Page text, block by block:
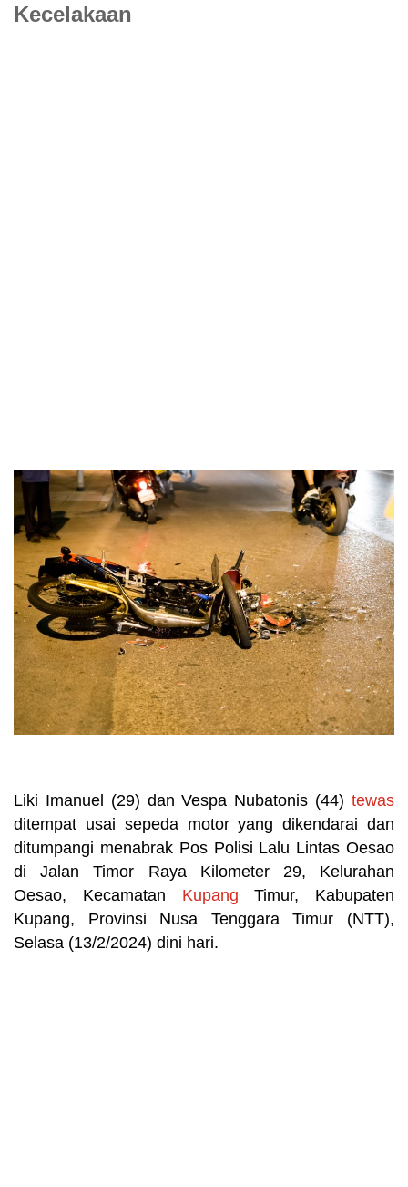
Kecelakaan
Liki Imanuel (29) dan Vespa Nubatonis (44) tewas
ditempat usai sepeda motor yang dikendarai dan
ditumpangi menabrak Pos Polisi Lalu Lintas Oesao
di Jalan Timor Raya Kilometer 29, Kelurahan
Oesao, Kecamatan Kupang Timur, Kabupaten
Kupang, Provinsi Nusa Tenggara Timur (NTT),
Selasa (13/2/2024) dini hari.